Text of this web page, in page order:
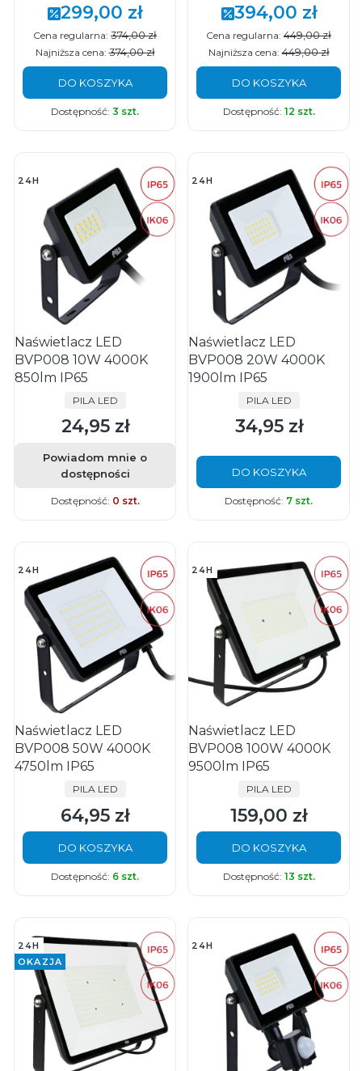
Cena promocyjna
299,00 zł
Cena regularna: 374,00 zł
Najniższa cena: 374,00 zł
DO KOSZYKA
Dostępność: 3 szt.
Cena promocyjna
394,00 zł
Cena regularna: 449,00 zł
Najniższa cena: 449,00 zł
DO KOSZYKA
Dostępność: 12 szt.
24H
Naświetlacz LED
BVP008 10W 4000K
850lm IP65
PRODUCENT
PILA LED
Cena
24,95 zł
Powiadom mnie o
dostępności
Dostępność: 0 szt.
24H
Naświetlacz LED
BVP008 20W 4000K
1900lm IP65
PRODUCENT
PILA LED
Cena
34,95 zł
DO KOSZYKA
Dostępność: 7 szt.
24H
Naświetlacz LED
BVP008 50W 4000K
4750lm IP65
PRODUCENT
PILA LED
Cena
64,95 zł
DO KOSZYKA
Dostępność: 6 szt.
24H
Naświetlacz LED
BVP008 100W 4000K
9500lm IP65
PRODUCENT
PILA LED
Cena
159,00 zł
DO KOSZYKA
Dostępność: 13 szt.
24H
OKAZJA
24H